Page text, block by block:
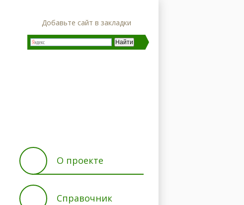
Добавьте сайт в закладки
О проекте
Справочник